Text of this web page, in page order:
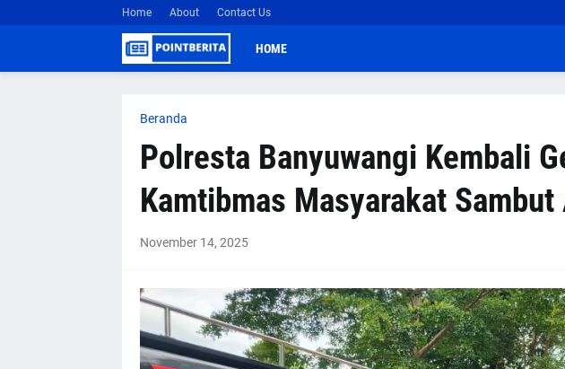
Home About Contact Us
HOME
Beranda
Polresta Banyuwangi Kembali
Kamtibmas Masyarakat
November 14, 2025